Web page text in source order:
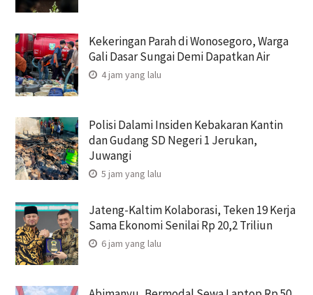
Kekeringan Parah di Wonosegoro, Warga
Gali Dasar Sungai Demi Dapatkan Air
4 jam yang lalu
Polisi Dalami Insiden Kebakaran Kantin
dan Gudang SD Negeri 1 Jerukan,
Juwangi
5 jam yang lalu
Jateng-Kaltim Kolaborasi, Teken 19 Kerja
Sama Ekonomi Senilai Rp 20,2 Triliun
6 jam yang lalu